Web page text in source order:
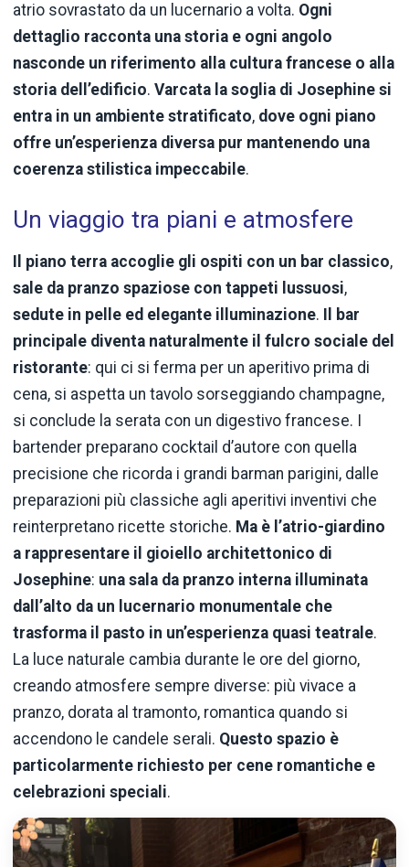
atrio sovrastato da un lucernario a volta. Ogni
dettaglio racconta una storia e ogni angolo
nasconde un riferimento alla cultura francese o alla
storia dell’edificio. Varcata la soglia di Josephine si
entra in un ambiente stratificato, dove ogni piano
offre un’esperienza diversa pur mantenendo una
coerenza stilistica impeccabile.
Un viaggio tra piani e atmosfere
Il piano terra accoglie gli ospiti con un bar classico,
sale da pranzo spaziose con tappeti lussuosi,
sedute in pelle ed elegante illuminazione.
Il bar
principale diventa naturalmente il fulcro sociale del
ristorante: qui ci si ferma per un aperitivo prima di
cena, si aspetta un tavolo sorseggiando champagne,
si conclude la serata con un digestivo francese. I
bartender preparano cocktail d’autore con quella
precisione che ricorda i grandi barman parigini, dalle
preparazioni più classiche agli aperitivi inventivi che
reinterpretano ricette storiche. Ma è l’atrio-giardino
a rappresentare il gioiello architettonico di
Josephine: una sala da pranzo interna illuminata
dall’alto da un lucernario monumentale che
trasforma il pasto in un’esperienza quasi teatrale.
La luce naturale cambia durante le ore del giorno,
creando atmosfere sempre diverse: più vivace a
pranzo, dorata al tramonto, romantica quando si
accendono le candele serali. Questo spazio è
particolarmente richiesto per cene romantiche e
celebrazioni speciali.